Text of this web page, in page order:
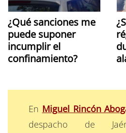
¿Qué sanciones me
puede suponer
incumplir el
confinamiento?
En Miguel Rincón
despacho de